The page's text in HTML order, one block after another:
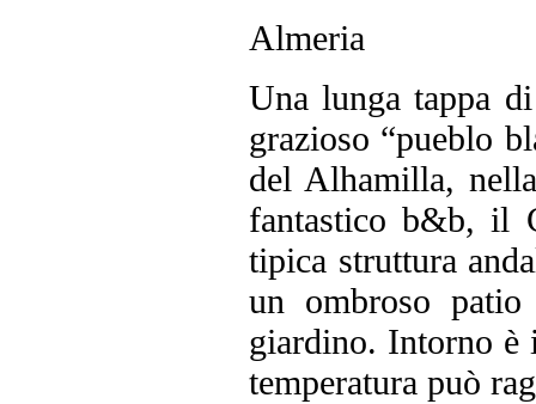
Almeria
Una lunga tappa
grazioso “pueblo
del Alhamilla,
fantastico b&b, il
tipica struttura
un ombroso
giardino. Intorno è
temperatura può